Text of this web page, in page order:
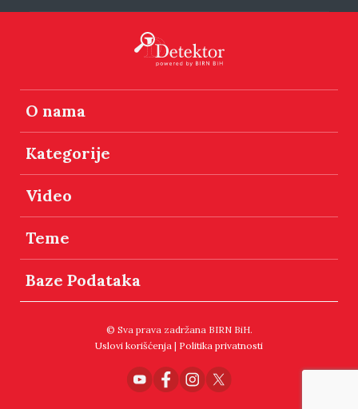
O nama
Kategorije
Video
Teme
Baze Podataka
© Sva prava zadržana BIRN BiH.
Uslovi korišćenja | Politika privatnosti